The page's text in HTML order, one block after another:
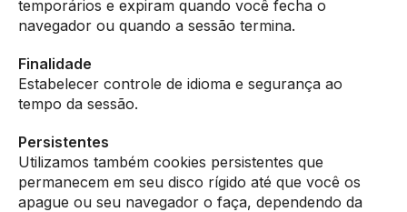
temporários e expiram quando você fecha o
navegador ou quando a sessão termina.
Finalidade
Estabelecer controle de idioma e segurança ao
tempo da sessão.
Persistentes
Utilizamos também cookies persistentes que
permanecem em seu disco rígido até que você os
apague ou seu navegador o faça, dependendo da